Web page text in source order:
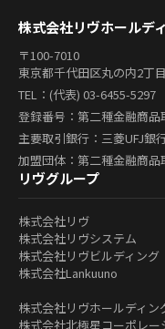
株式会社リヴホールデ
〒100-7010
東京都千代田区丸の内2丁
TEL：(代表) 03-6455-5297
登録番号：第二種金融商
主要取引銀行：三菱UFJ銀
加盟団体：第二種金融商品
リヴグループ
株式会社リヴ
株式会社リヴシステム
株式会社リヴビルディング
株式会社Lankuuno
株式会社リヴホールディン
株式会社北極星コーポレー